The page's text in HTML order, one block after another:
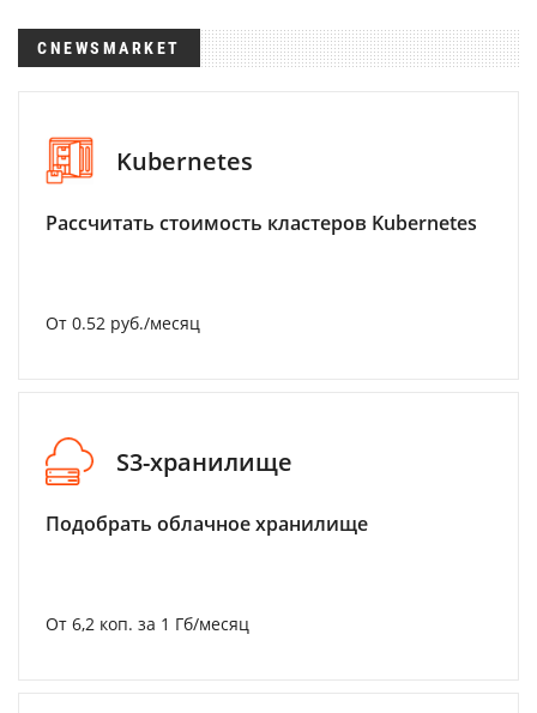
CNEWSMARKET
Kubernetes
Рассчитать стоимость кластеров Kubernetes
От 0.52 руб./месяц
S3-хранилище
Подобрать облачное хранилище
От 6,2 коп. за 1 Гб/месяц